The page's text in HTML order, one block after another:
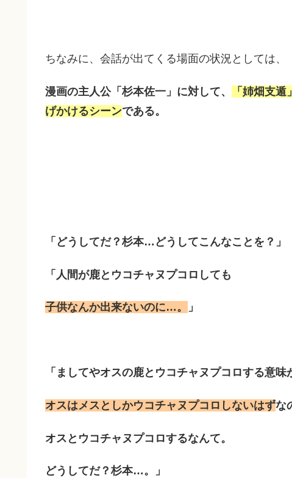
ちなみに、会話が出てくる場面の状況としては、
漫画の主人公「杉本佐一」に対して、
「姉畑支
げかけるシーンである。
「どうしてだ？杉本…どうしてこんなことを？」
「人間が鹿とウコチャヌプコロしても
子供なんか出来ないのに…。 」
「ましてやオスの鹿とウコチャヌプコロする意味
オスはメスとしかウコチャヌプコロしないはずな
オスとウコチャヌプコロするなんて。
どうしてだ？杉本…。」